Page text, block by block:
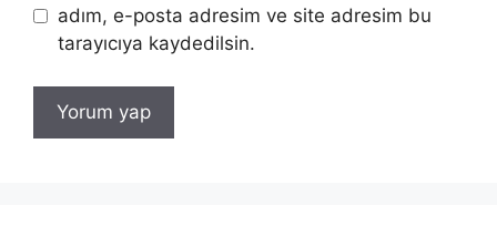
adım, e-posta adresim ve site adresim bu
tarayıcıya kaydedilsin.